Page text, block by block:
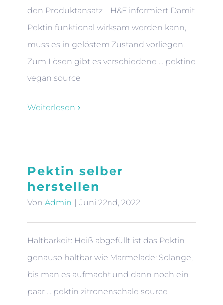
den Produktansatz – H&F informiert Damit
Pektin funktional wirksam werden kann,
muss es in gelöstem Zustand vorliegen.
Zum Lösen gibt es verschiedene ... pektine
vegan source
Weiterlesen
Pektin selber
herstellen
Von Admin | Juni 22nd, 2022
Haltbarkeit: Heiß abgefüllt ist das Pektin
genauso haltbar wie Marmelade: Solange,
bis man es aufmacht und dann noch ein
paar ... pektin zitronenschale source